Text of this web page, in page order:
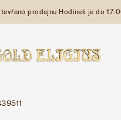
prodejnu Hodinek je do